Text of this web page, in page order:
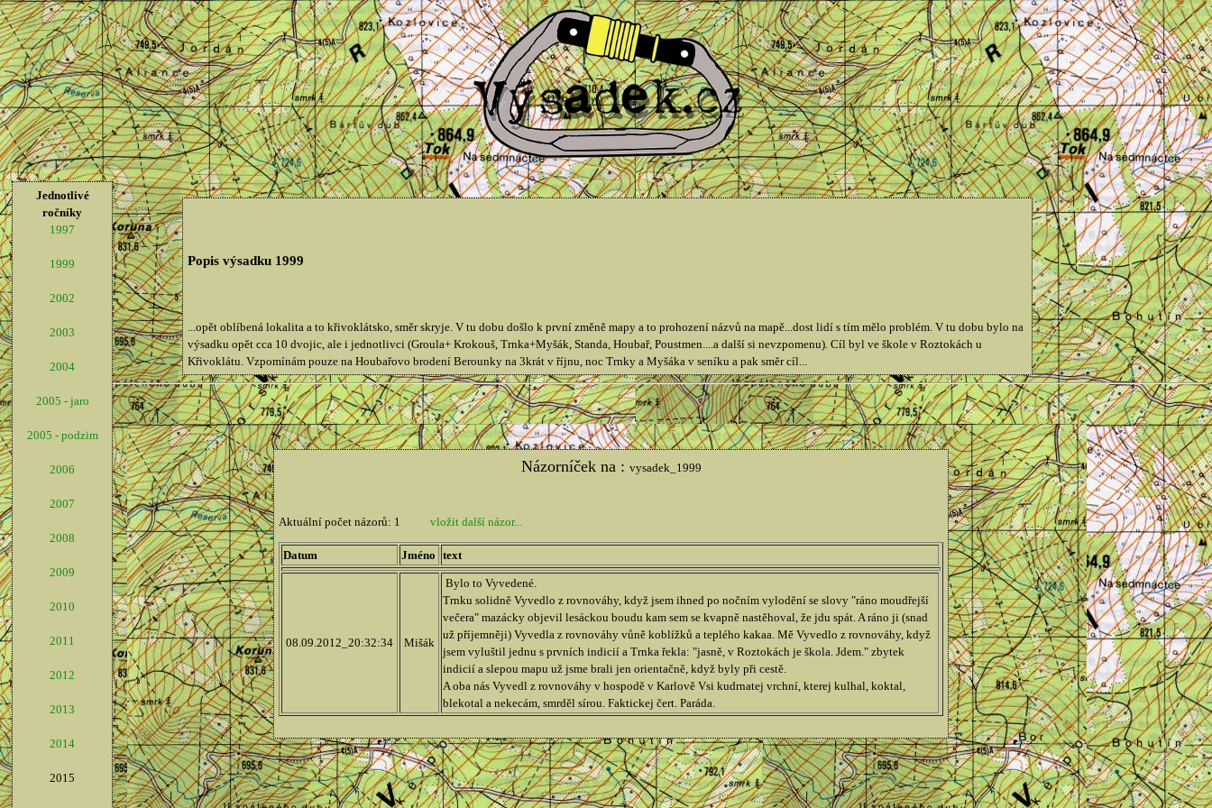
Jednotlivé
ročníky
1997
1999
2002
2003
2004
2005 - jaro
2005 - podzim
2006
2007
2008
2009
2010
2011
2012
2013
2014
2015
Popis výsadku 1999
...opět oblíbená lokalita a to křivoklátsko, směr skryje. V tu dobu došlo k první změně mapy a to prohození názvů na mapě...dost lidí s tím mělo problém. V tu dobu bylo na
výsadku opět cca 10 dvojic, ale i jednotlivci (Groula+ Krokouš, Trnka+Myšák, Standa, Houbař, Poustmen....a další si nevzpomenu). Cíl byl ve škole v Roztokách u
Křivoklátu. Vzpomínám pouze na Houbařovo brodení Berounky na 3krát v říjnu, noc Trnky a Myšáka v seníku a pak směr cíl...